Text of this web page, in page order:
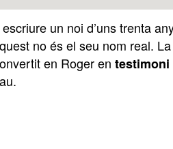
un noi d’uns trenta
no és el seu nom real.
en Roger en